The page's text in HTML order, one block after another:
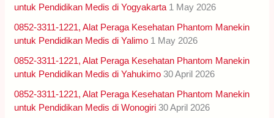
:untuk Pendidikan Medis di Yogyakarta 1 May 2026
0852-3311-1221, Alat Peraga Kesehatan Phantom Manekin
untuk Pendidikan Medis di Yalimo 1 May 2026
0852-3311-1221, Alat Peraga Kesehatan Phantom Manekin
untuk Pendidikan Medis di Yahukimo 30 April 2026
0852-3311-1221, Alat Peraga Kesehatan Phantom Manekin
untuk Pendidikan Medis di Wonogiri 30 April 2026